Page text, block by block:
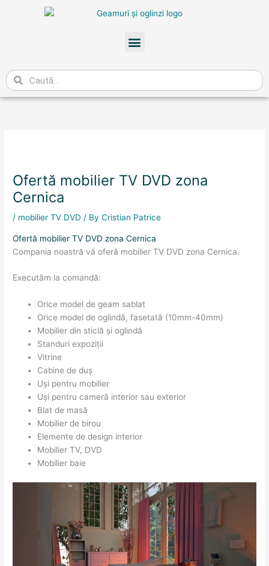
Meniu
Caută
Ofertă mobilier TV DVD zona
Cernica
/ mobilier TV DVD / ByCristian Patrice
Ofertă mobilier TV DVD zona Cernica
Compania noastră vă oferă mobilier TV DVD zona Cernica.
Executăm la comandă:
Orice model de geam sablat
Orice model de oglindă, fasetată (10mm-40mm)
Mobilier din sticlă și oglindă
Standuri expoziții
Vitrine
Cabine de duș
Uși pentru mobilier
Uși pentru cameră interior sau exterior
Blat de masă
Mobilier de birou
Elemente de design interior
Mobilier TV, DVD
Mobilier baie